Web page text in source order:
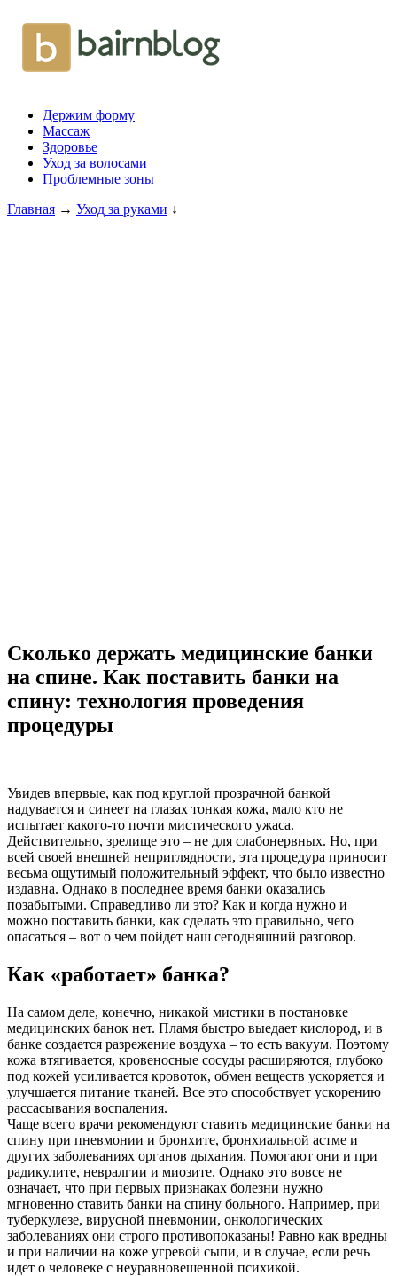
Держим форму
Массаж
Здоровье
Уход за волосами
Проблемные зоны
Главная → Уход за руками ↓
Сколько держать медицинские банки
на спине. Как поставить банки на
спину: технология проведения
процедуры
Увидев впервые, как под круглой прозрачной банкой
надувается и синеет на глазах тонкая кожа, мало кто не
испытает какого-то почти мистического ужаса.
Действительно, зрелище это – не для слабонервных. Но, при
всей своей внешней неприглядности, эта процедура приносит
весьма ощутимый положительный эффект, что было известно
издавна. Однако в последнее время банки оказались
позабытыми. Справедливо ли это? Как и когда нужно и
можно поставить банки, как сделать это правильно, чего
опасаться – вот о чем пойдет наш сегодняшний разговор.
Как «работает» банка?
На самом деле, конечно, никакой мистики в постановке
медицинских банок нет. Пламя быстро выедает кислород, и в
банке создается разрежение воздуха – то есть вакуум. Поэтому
кожа втягивается, кровеносные сосуды расширяются, глубоко
под кожей усиливается кровоток, обмен веществ ускоряется и
улучшается питание тканей. Все это способствует ускорению
рассасывания воспаления.
Чаще всего врачи рекомендуют ставить медицинские банки на
спину при пневмонии и бронхите, бронхиальной астме и
других заболеваниях органов дыхания. Помогают они и при
радикулите, невралгии и миозите. Однако это вовсе не
означает, что при первых признаках болезни нужно
мгновенно ставить банки на спину больного. Например, при
туберкулезе, вирусной пневмонии, онкологических
заболеваниях они строго противопоказаны! Равно как вредны
и при наличии на коже угревой сыпи, и в случае, если речь
идет о человеке с неуравновешенной психикой.